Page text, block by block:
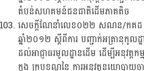
តំបន់សហគមន៍ជនជាតិដើមភាគតិច
សេចក្តីណែនាំលេខ០២២ សណន/កគដ
ឆ្នាំ២០១២ ស្តីពីការ បញ្ជាក់អត្រានុកូល
ដល់អាជ្ញាធរមូលដ្ឋានដើម ដើម្បីអនុវត្ត
ក្នុង ក្របខណ្ឌនៃ ការអនុវត្តនយោបាយ